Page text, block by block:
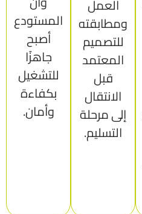
العمل
ومطابقته
للتصميم
المعتمد
قبل
الانتقال
إلى مرحلة
التسليم.
المستودع
أصبح
جاهزًا
للتشغيل
بكفاءة
وأمان.